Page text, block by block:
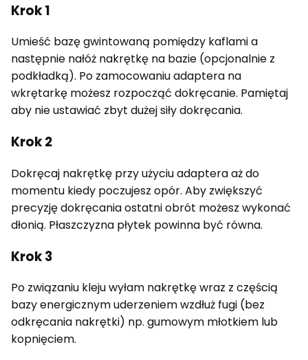
Krok 1
Umieść bazę gwintowaną pomiędzy kaflami a
następnie nałóż nakrętkę na bazie (opcjonalnie z
podkładką). Po zamocowaniu adaptera na
wkrętarkę możesz rozpocząć dokręcanie. Pamiętaj
aby nie ustawiać zbyt dużej siły dokręcania.
Krok 2
Dokręcaj nakrętkę przy użyciu adaptera aż do
momentu kiedy poczujesz opór. Aby zwiększyć
precyzję dokręcania ostatni obrót możesz wykonać
dłonią. Płaszczyzna płytek powinna być równa.
Krok 3
Po związaniu kleju wyłam nakrętkę wraz z częścią
bazy energicznym uderzeniem wzdłuż fugi (bez
odkręcania nakrętki) np. gumowym młotkiem lub
kopnięciem.